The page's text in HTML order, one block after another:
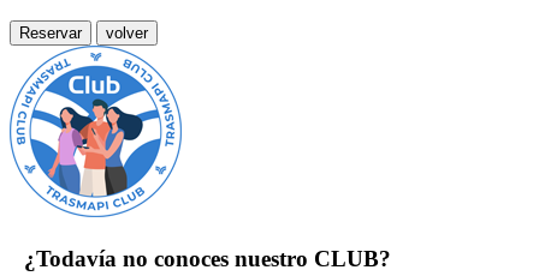
Reservar volver
¿Todavía no conoces nuestro CLUB?